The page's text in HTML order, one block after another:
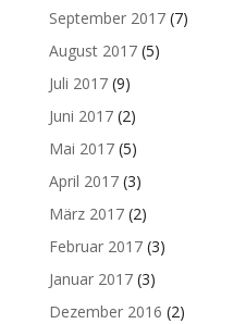
September 2017(7)
August 2017(5)
Juli 2017(9)
Juni 2017(2)
Mai 2017(5)
April 2017(3)
März 2017(2)
Februar 2017(3)
Januar 2017(3)
Dezember 2016 (2)